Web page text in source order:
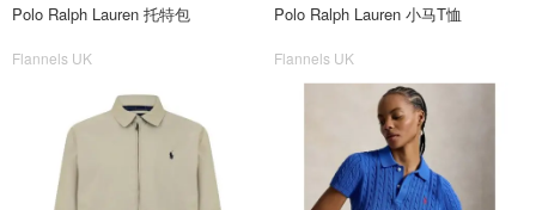
Polo Ralph Lauren 托特包
Flannels UK
Polo Ralph Lauren 小马T恤
Flannels UK